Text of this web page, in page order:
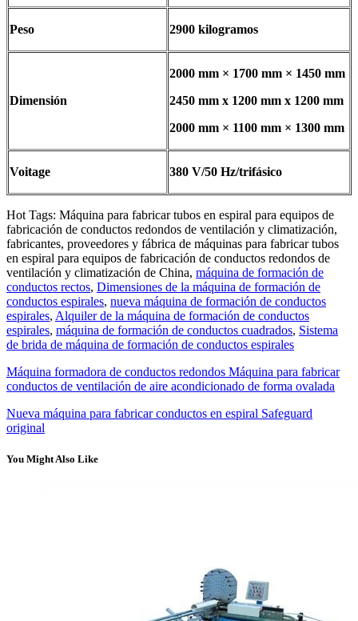
Peso 2900 kilogramos
Dimensión
2000 mm × 1700 mm × 1450 mm
2450 mm x 1200 mm x 1200 mm
2000 mm × 1100 mm × 1300 mm
Voitage 380 V/50 Hz/trifásico
Hot Tags: Máquina para fabricar tubos en espiral para equipos de
fabricación de conductos redondos de ventilación y climatización,
fabricantes, proveedores y fábrica de máquinas para fabricar tubos
en espiral para equipos de fabricación de conductos redondos de
ventilación y climatización de China, máquina de formación de
conductos rectos, Dimensiones de la máquina de formación de
conductos espirales, nueva máquina de formación de conductos
espirales, Alquiler de la máquina de formación de conductos
espirales, máquina de formación de conductos cuadrados, Sistema
de brida de máquina de formación de conductos espirales
Máquina formadora de conductos redondos Máquina para fabricar
conductos de ventilación de aire acondicionado de forma ovalada
Nueva máquina para fabricar conductos en espiral Safeguard
original
You Might Also Like